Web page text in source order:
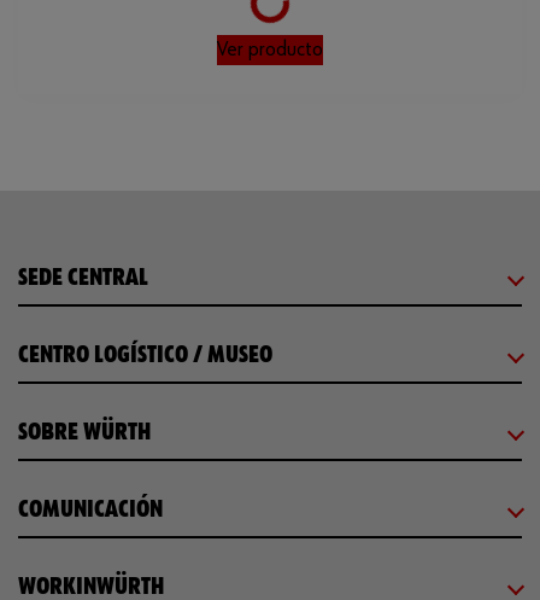
Ver producto
SEDE CENTRAL
CENTRO LOGÍSTICO / MUSEO
SOBRE WÜRTH
COMUNICACIÓN
WORKINWÜRTH